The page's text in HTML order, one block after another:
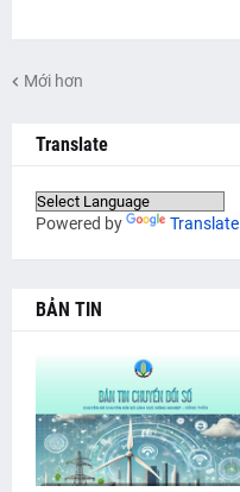
Mới hơn
Translate
Powered by Translate
BẢN TIN